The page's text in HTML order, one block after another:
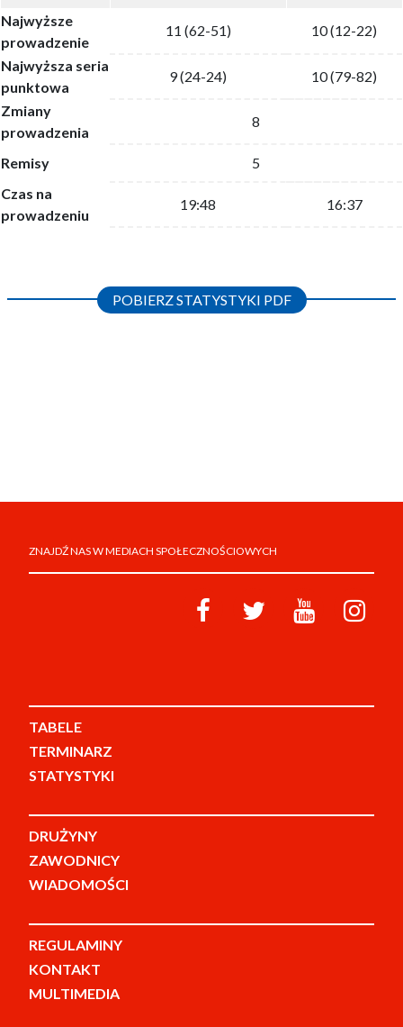
Najwyższe
prowadzenie
11 (62-51) 10 (12-22)
Najwyższa seria
punktowa
9 (24-24)
10 (79-82)
Zmiany
prowadzenia
8
Remisy
5
Czas na
prowadzeniu
19:48 16:37
POBIERZ STATYSTYKI PDF
ZNAJDŹ NAS W MEDIACH SPOŁECZNOŚCIOWYCH
TABELE
TERMINARZ
STATYSTYKI
DRUŻYNY
ZAWODNICY
WIADOMOŚCI
REGULAMINY
KONTAKT
MULTIMEDIA